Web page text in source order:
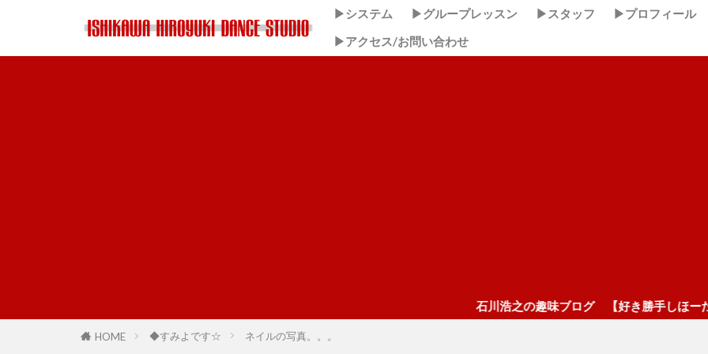
▶システム ▶グループレッスン ▶スタッフ
▶プロフィール
▶アクセス/お問い合わせ
石川浩之の趣味ブログ 【好き勝手しほーだい！】 ここクリック！
HOME ◆すみよです☆ ネイルの写真。。。